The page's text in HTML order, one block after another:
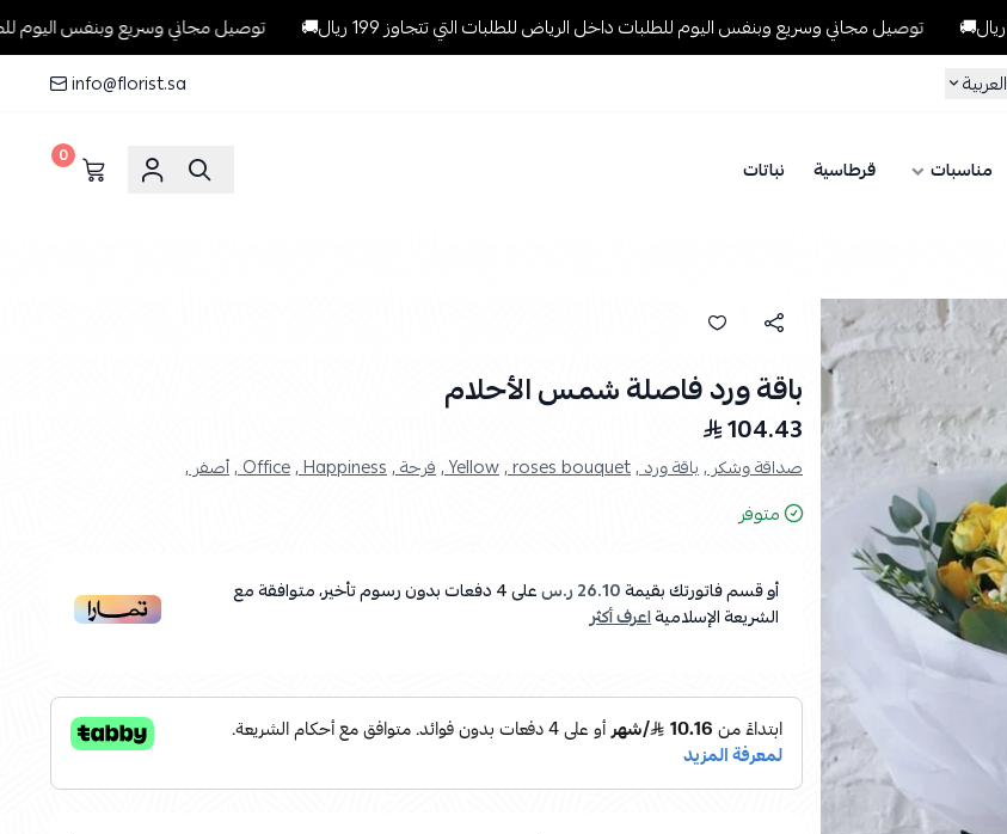
توصيل مجاني وسريع وبنفس اليوم للطلبات داخل الرياض للطلبات التي تتجاوز 199 ريال🚚 توصيل مجاني وسريع وبنفس اليوم للطلبات داخل
العربية info@florist.sa
مناسبات قرطاسية نباتات 0
باقة ورد فاصلة شمس الأحلام
104.43
صداقة وشكر ,باقة ورد ,roses bouquet ,
Yellow , فرحة ,Happiness ,
Office , أصفر ,
متوفر
أو قسم فاتورتك بقيمة26.10 ر.س على4دفعات بدون رسوم تأخير، متوافقة مع
الشريعة الإسلاميةاعرف أكثر